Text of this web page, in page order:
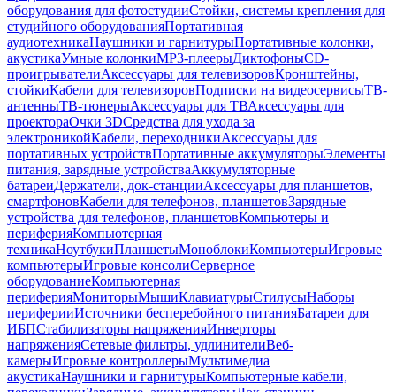
оборудования для фотостудииСтойки, системы крепления для
студийного оборудованияПортативная
аудиотехникаНаушники и гарнитурыПортативные колонки,
акустикаУмные колонкиMP3-плеерыДиктофоныCD-
проигрывателиАксессуары для телевизоровКронштейны,
стойкиКабели для телевизоровПодписки на видеосервисыТВ-
антенныТВ-тюнерыАксессуары для ТВАксессуары для
проектораОчки 3DСредства для ухода за
электроникойКабели, переходникиАксессуары для
портативных устройствПортативные аккумуляторыЭлементы
питания, зарядные устройстваАккумуляторные
батареиДержатели, док-станцииАксессуары для планшетов,
смартфоновКабели для телефонов, планшетовЗарядные
устройства для телефонов, планшетовКомпьютеры и
периферияКомпьютерная
техникаНоутбукиПланшетыМоноблокиКомпьютерыИгровые
компьютерыИгровые консолиСерверное
оборудованиеКомпьютерная
периферияМониторыМышиКлавиатурыСтилусыНаборы
периферииИсточники бесперебойного питанияБатареи для
ИБПСтабилизаторы напряженияИнверторы
напряженияСетевые фильтры, удлинителиВеб-
камерыИгровые контроллерыМультимедиа
акустикаНаушники и гарнитурыКомпьютерные кабели,